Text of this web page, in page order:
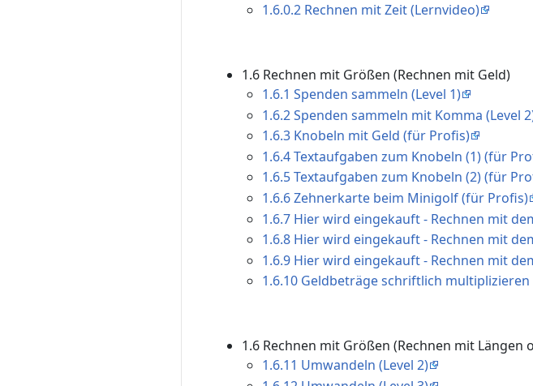
1.6.0.2 Rechnen mit Zeit (Lernvideo)
1.6 Rechnen mit Größen (Rechnen mit Geld)
1.6.1 Spenden sammeln (Level 1)
1.6.2 Spenden sammeln mit Komma (Level
1.6.3 Knobeln mit Geld (für Profis)
1.6.4 Textaufgaben zum Knobeln (1) (für
1.6.5 Textaufgaben zum Knobeln (2) (für
1.6.6 Zehnerkarte beim Minigolf (für Profis)
1.6.7 Hier wird eingekauft - Rechnen mit
1.6.8 Hier wird eingekauft - Rechnen mit
1.6.9 Hier wird eingekauft - Rechnen mit
1.6.10 Geldbeträge schriftlich
1.6 Rechnen mit Größen (Rechnen mit Längen
1.6.11 Umwandeln (Level 2)